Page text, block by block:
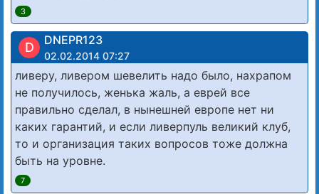
3
D DNEPR123
02.02.2014 07:27
ливеру, ливером шевелить надо было, нахрапом
не получилось, женька жаль, а еврей все
правильно сделал, в нынешней европе нет ни
каких гарантий, и если ливерпуль великий клуб,
то и организация таких вопросов тоже должна
быть на уровне.
7